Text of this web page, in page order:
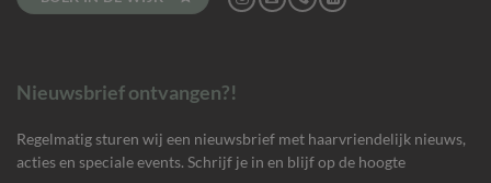
Nieuwsbrief ontvangen?!
Regelmatig sturen wij een nieuwsbrief met haarvriendelijk nieuws,
acties en speciale events. Schrijf je in en blijf op de hoogte